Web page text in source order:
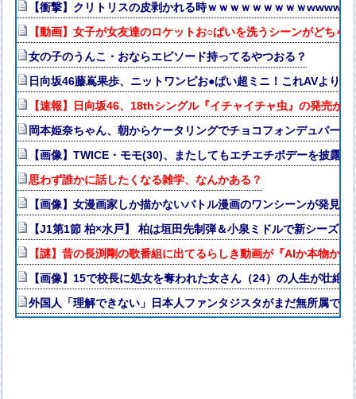
【衝撃】クリトリスの皮剥かれる時ｗｗｗｗｗｗｗｗｗwwww
【動画】女子が女友達のロケットお○ぱいを洗うシーンがどちゃ
女の子のうんこ・おならエピソード持ってるやつおる？
日向坂46藤嶌果歩、ニットワンピお●ぱい超ミニ！これAVよりエ
【速報】日向坂46、18thシングル『イチャイチャ虫』の発売が
岡本姫奈ちゃん、朝からケータリングでチョコフォンデュパー
【画像】TWICE・モモ(30)、またしてもエチエチボデーを披露
思わず誰かに話したくなる雑学、なんかある？
【画像】女漫画家しか描かないバトル漫画のワンシーンが発
【J1第1節 柏×水戸】 柏は垣田先制弾＆小泉ミドルで新シーズ
【謎】昔の長渕剛の歌番組に出てるらしき動画が『AIか本物か
【画像】15で校長に処女を奪われた女さん（24）の人生が壮絶
外国人「理解できない」日本人ファンタジスタがまだ無所属で